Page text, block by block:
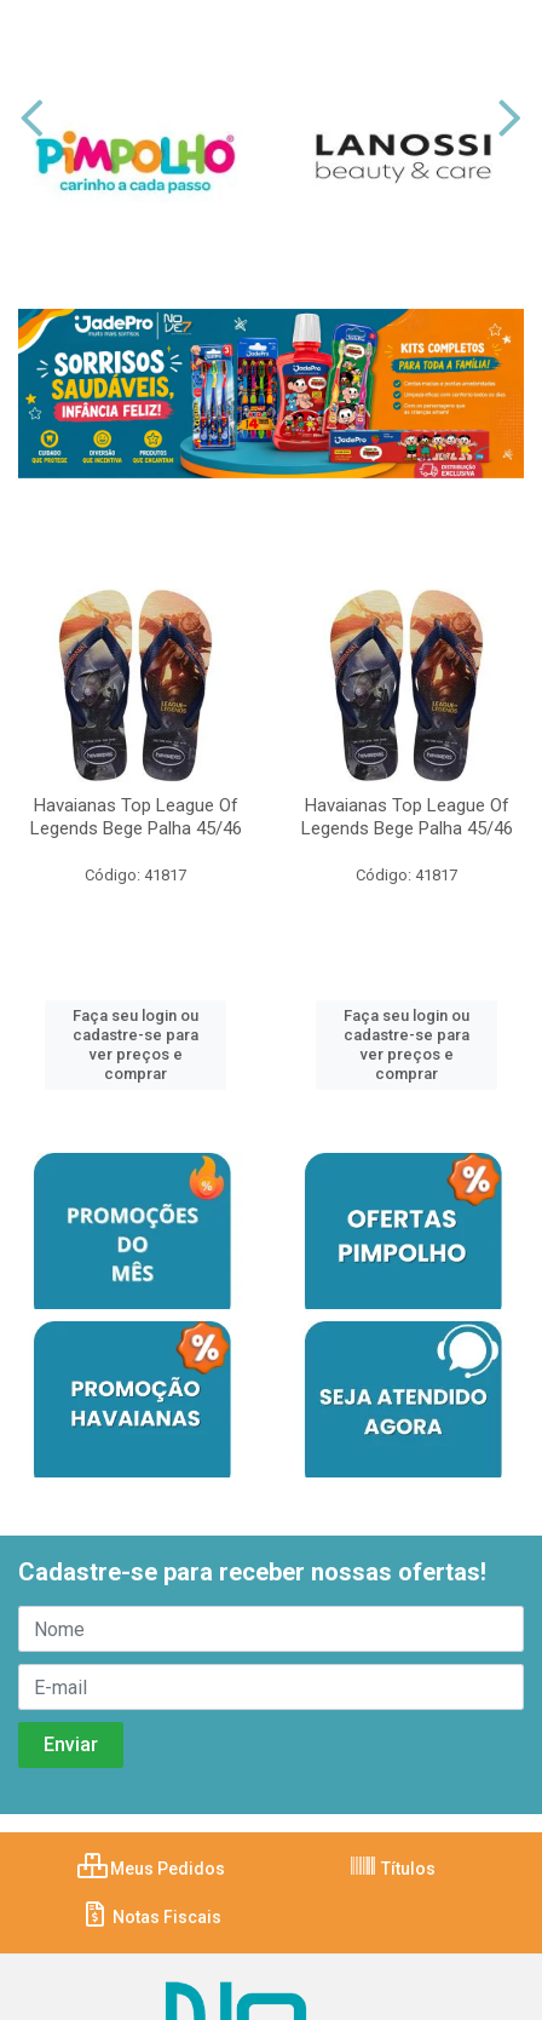
Havaianas Top League Of
Legends Bege Palha 45/46
Código: 41817
Faça seu login ou
cadastre-se para
ver preços e
comprar
Havaianas Top League Of
Legends Bege Palha 45/46
Código: 41817
Faça seu login ou
cadastre-se para
ver preços e
comprar
Cadastre-se para receber nossas ofertas!
Meus Pedidos Títulos
Notas Fiscais